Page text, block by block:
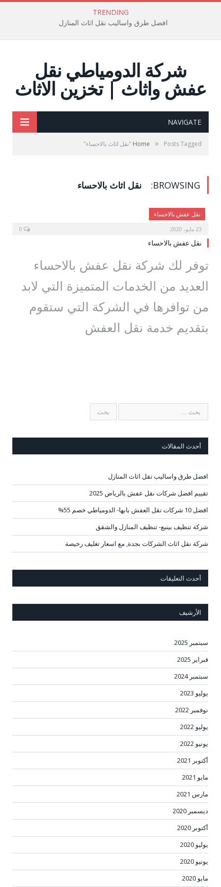
TRENDING
افضل طرق واساليب نقل اثاث المنازل
شركة الدومياطي نقل
عفش واثاث | تخزين الاثاث
NAVIGATE
Home » Posts Tagged "نقل اثاث بالاحساء"
BROWSING: نقل اثاث بالاحساء
نقل عفش بالاحساء
23 مايو، 2020
نقل عفش بالاحساء
توفر لك شركة نقل عفش بالاحساء
العديد من الخدمات المتميزة التي لابد
من توافرها في الشركة التي ستقوم
بتقديم خدمة نقل العفش
أحدث المقالات
افضل طرق واساليب نقل اثاث المنازل
تقييم افضل شركات نقل عفش بالرياض 2025
افضل 10 شركات نقل العفش بابها- الدومياطي خصم 55%
شركة تنظيف بينبع- تنظيف المنازل والشقق
شركة نقل اثاث الشركات بجدة, مع اسعار تغليف رخيصة
أحدث التعليقات
الأرشيف
سبتمبر 2025
فبراير 2025
سبتمبر 2024
يوليو 2023
نوفمبر 2022
يوليو 2022
يونيو 2022
أكتوبر 2021
مايو 2021
مارس 2021
ديسمبر 2020
أكتوبر 2020
يوليو 2020
يونيو 2020
مايو 2020